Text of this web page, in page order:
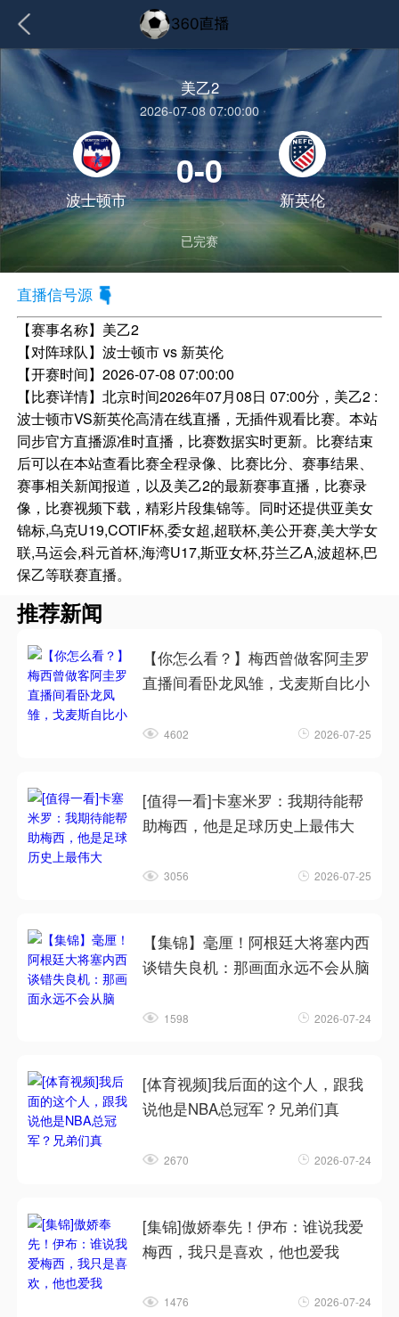
美乙2
2026-07-08 07:00:00
波士顿市
0-0
新英伦
已完赛
直播信号源
【赛事名称】 美乙2
【对阵球队】波士顿市 vs 新英伦
【开赛时间】2026-07-08 07:00:00
【比赛详情】北京时间2026年07月08日 07:00分，美乙2 :
波士顿市VS新英伦高清在线直播，无插件观看比赛。本站
同步官方直播源准时直播，比赛数据实时更新。比赛结束
后可以在本站查看比赛全程录像、比赛比分、赛事结果、
赛事相关新闻报道，以及美乙2的最新赛事直播，比赛录
像，比赛视频下载，精彩片段集锦等。同时还提供亚美女
锦标,乌克U19,COTIF杯,委女超,超联杯,美公开赛,美大学女
联,马运会,科元首杯,海湾U17,斯亚女杯,芬兰乙A,波超杯,巴
保乙等联赛直播。
推荐新闻
【你怎么看？】梅西曾做客阿圭罗
直播间看卧龙凤雏，戈麦斯自比小
4602 2026-07-25
[值得一看]卡塞米罗：我期待能帮
助梅西，他是足球历史上最伟大
3056 2026-07-25
【集锦】毫厘！阿根廷大将塞内西
谈错失良机：那画面永远不会从脑
1598 2026-07-24
[体育视频]我后面的这个人，跟我
说他是NBA总冠军？兄弟们真
2670 2026-07-24
[集锦]傲娇奉先！伊布：谁说我爱
梅西，我只是喜欢，他也爱我
1476 2026-07-24